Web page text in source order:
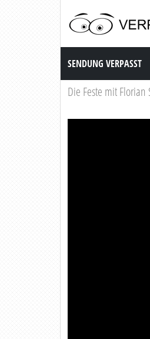
Sendung Verpasst
SENDUNG VERPASST
Die Feste mit Florian